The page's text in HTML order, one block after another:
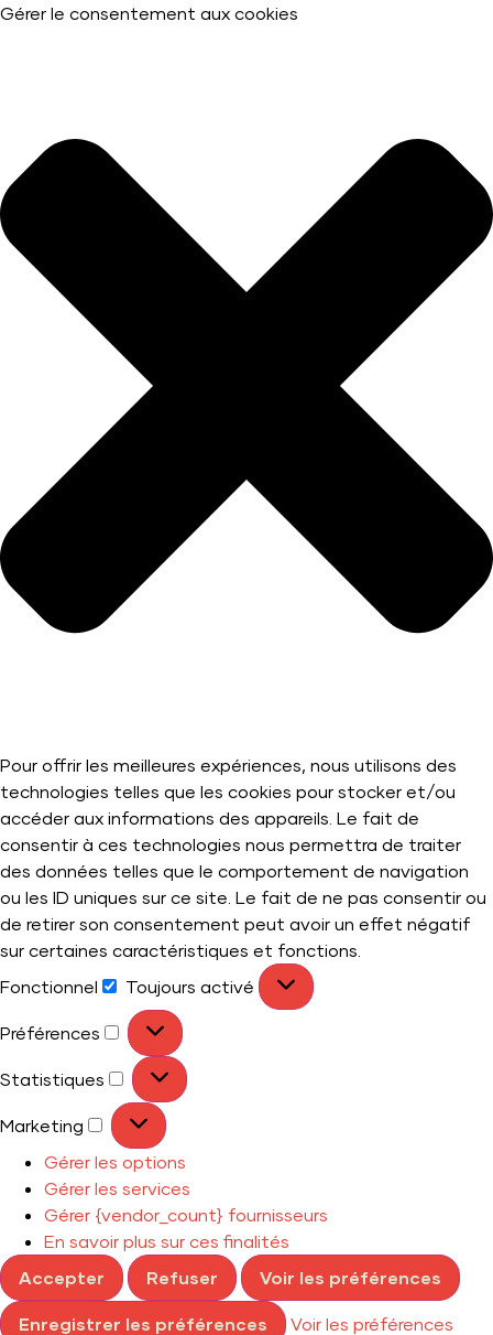
Gérer le consentement aux cookies
Pour offrir les meilleures expériences, nous utilisons des
technologies telles que les cookies pour stocker et/ou
accéder aux informations des appareils. Le fait de
consentir à ces technologies nous permettra de traiter
des données telles que le comportement de navigation
ou les ID uniques sur ce site. Le fait de ne pas consentir ou
de retirer son consentement peut avoir un effet négatif
sur certaines caractéristiques et fonctions.
Fonctionnel
Toujours activé
Préférences
Statistiques
Marketing
Gérer les options
Gérer les services
Gérer {vendor_count} fournisseurs
En savoir plus sur ces finalités
Accepter
Refuser Voir les préférences
Enregistrer les préférences
Voir les préférences